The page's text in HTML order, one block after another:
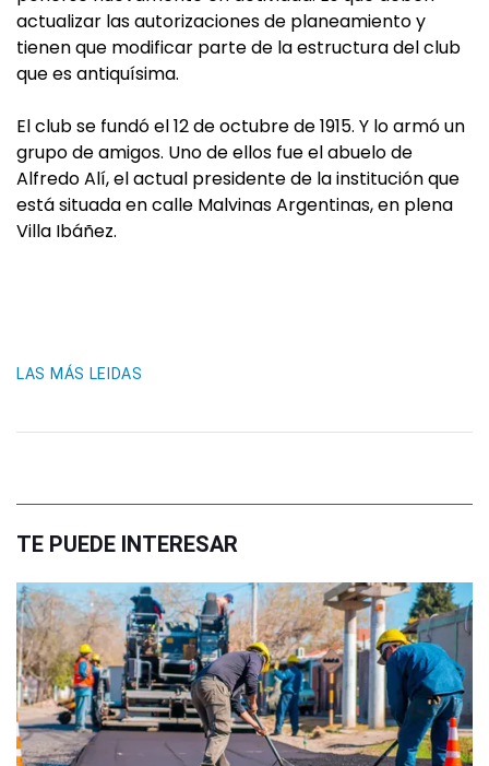
actualizar las autorizaciones de planeamiento y
tienen que modificar parte de la estructura del club
que es antiquísima.
El club se fundó el 12 de octubre de 1915. Y lo armó un
grupo de amigos. Uno de ellos fue el abuelo de
Alfredo Alí, el actual presidente de la institución que
está situada en calle Malvinas Argentinas, en plena
Villa Ibáñez.
LAS MÁS LEIDAS
TE PUEDE INTERESAR